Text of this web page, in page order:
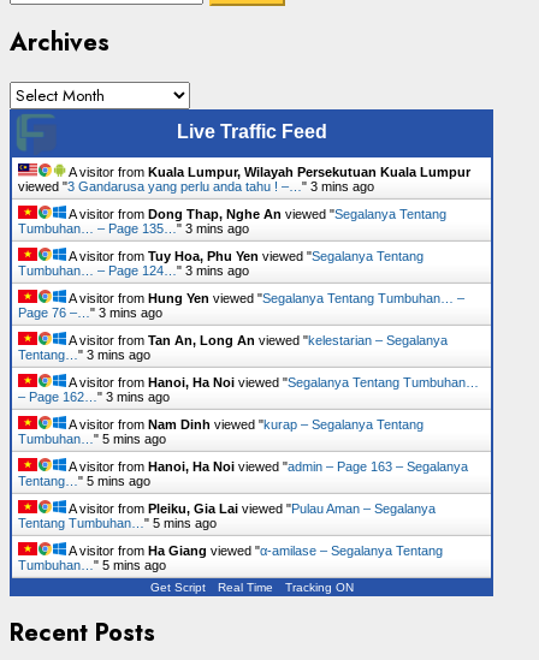
Archives
Archives
Live Traffic Feed
A visitor from Kuala Lumpur, Wilayah Persekutuan Kuala Lumpur
viewed "3 Gandarusa yang perlu anda tahu ! –… " 3 mins ago
A visitor from Dong Thap, Nghe An viewed "Segalanya Tentang
Tumbuhan… – Page 135… " 3 mins ago
A visitor from Tuy Hoa, Phu Yen viewed "Segalanya Tentang
Tumbuhan… – Page 124… " 3 mins ago
A visitor from Hung Yen viewed "Segalanya Tentang Tumbuhan… –
Page 76 –… " 3 mins ago
A visitor from Tan An, Long An viewed "kelestarian – Segalanya
Tentang… " 3 mins ago
A visitor from Hanoi, Ha Noi viewed "Segalanya Tentang Tumbuhan…
– Page 162… " 3 mins ago
A visitor from Nam Dinh viewed "kurap – Segalanya Tentang
Tumbuhan… " 5 mins ago
A visitor from Hanoi, Ha Noi viewed "admin – Page 163 – Segalanya
Tentang… " 5 mins ago
A visitor from Pleiku, Gia Lai viewed "Pulau Aman – Segalanya
Tentang Tumbuhan… " 5 mins ago
A visitor from Ha Giang viewed "α-amilase – Segalanya Tentang
Tumbuhan… " 5 mins ago
Get Script Real Time Tracking ON
Recent Posts